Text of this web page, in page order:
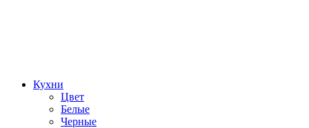
Кухни
Цвет
Белые
Черные